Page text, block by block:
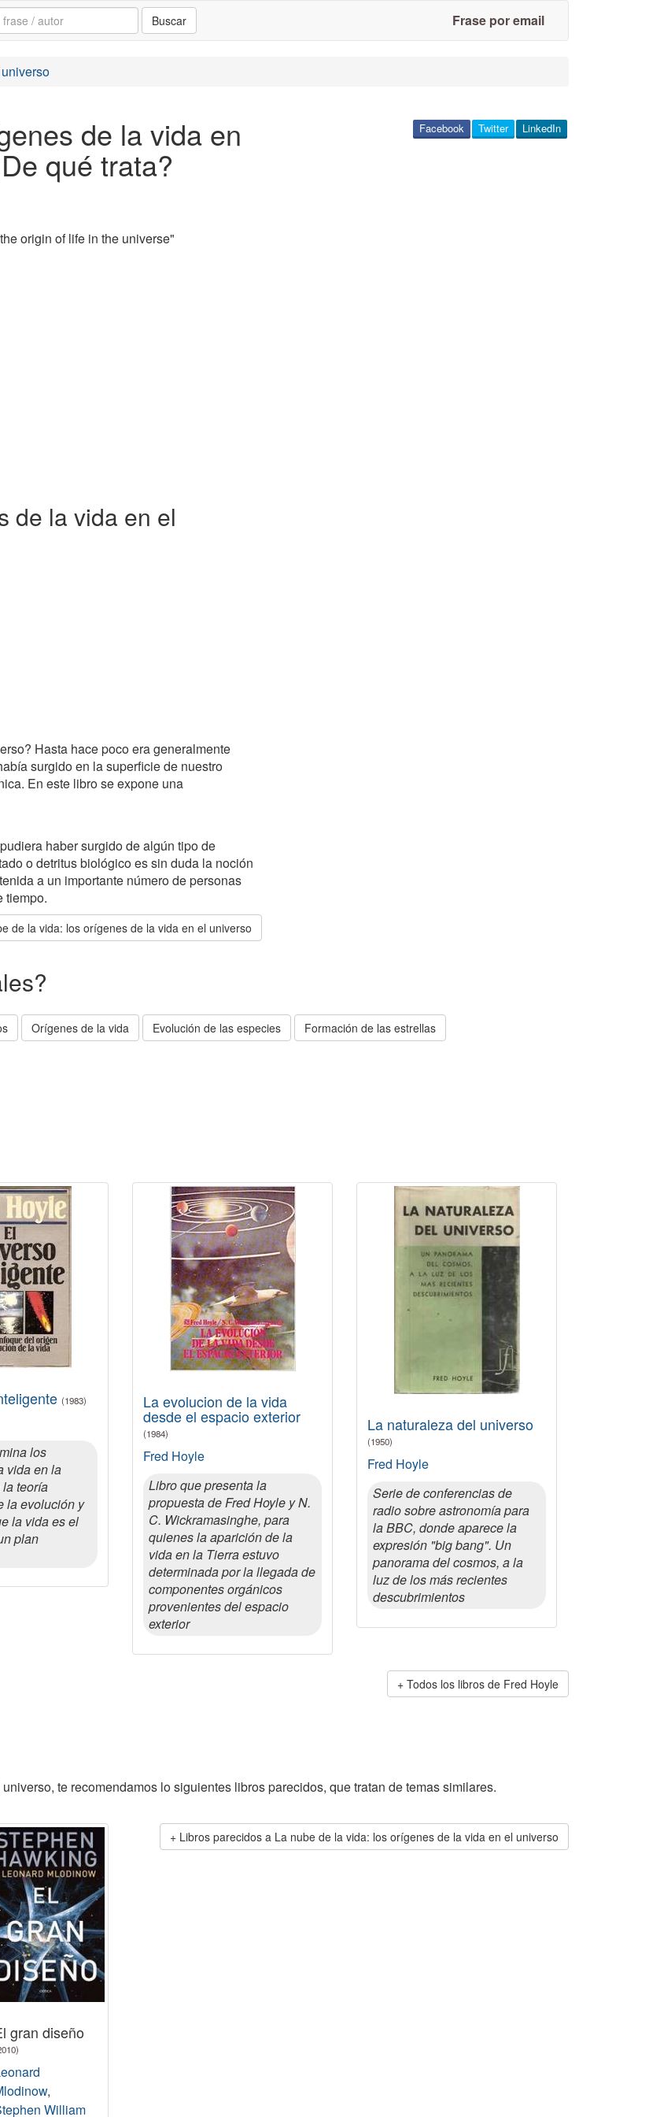
Buscar Frase por email
de la vida en
qué trata?
origin of life in the universe"
LinkedIn
Twitter
Facebook
de la vida en el
Hasta hace poco era generalmente
surgido en la superficie de nuestro
En este libro se expone una
haber surgido de algún tipo de
o detritus biológico es sin duda la noción
a un importante número de personas
tiempo.
de la vida: los orígenes de la vida en el universo
Orígenes de la vida Evolución de las especies
Formación de las estrellas
(1983)
los
vida en la
teoría
la evolución y
la vida es el
plan
La evolucion de la vida
desde el espacio exterior
(1984)
Fred Hoyle
Libro que presenta la
propuesta de Fred Hoyle y N.
C. Wickramasinghe, para
quienes la aparición de la
vida en la Tierra estuvo
determinada por la llegada de
componentes orgánicos
provenientes del espacio
exterior
La naturaleza del universo
(1950)
Fred Hoyle
Serie de conferencias de
radio sobre astronomía para
la BBC, donde aparece la
expresión "big bang". Un
panorama del cosmos, a la
luz de los más recientes
descubrimientos
Todos los libros de Fred Hoyle
te recomendamos lo siguientes libros parecidos, que tratan de temas similares.
gran diseño
,
William
Libros parecidos a La nube de la vida: los orígenes de la vida en el universo